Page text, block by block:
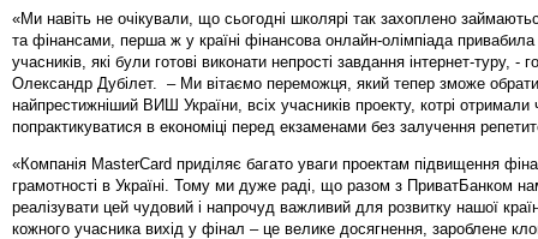
«Ми навіть не очікували, що сьогодні школярі так захоплено
та фінансами, перша ж у країні фінансова онлайн-олімпіада
учасників, які були готові виконати непрості завдання інтернет-туру, -
Олександр Дубілет. – Ми вітаємо переможця, який тепер зможе
найпрестижніший ВИШ України, всіх учасників проекту, котрі отримали
попрактикуватися в економіці перед екзаменами без залучення
«Компанія MasterCard приділяє багато уваги проектам підвищення
грамотності в Україні. Тому ми дуже раді, що разом з ПриватБанком
реалізувати цей чудовий і напрочуд важливий для розвитку нашої
кожного учасника вихід у фінал – це велике досягнення, зароблене